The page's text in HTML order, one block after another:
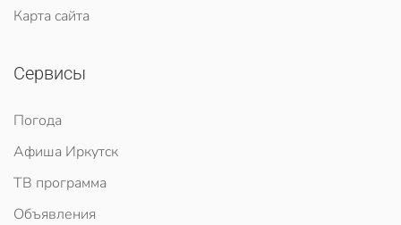
Карта сайта
Сервисы
Погода
Афиша Иркутск
ТВ программа
Объявления